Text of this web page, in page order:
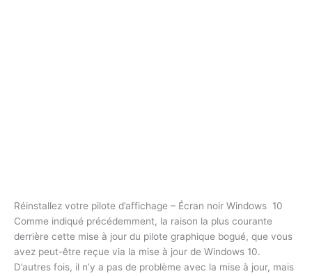
Réinstallez votre pilote d’affichage – Écran noir Windows 10
Comme indiqué précédemment, la raison la plus courante
derrière cette mise à jour du pilote graphique bogué, que vous
avez peut-être reçue via la mise à jour de Windows 10.
D’autres fois, il n’y a pas de problème avec la mise à jour, mais